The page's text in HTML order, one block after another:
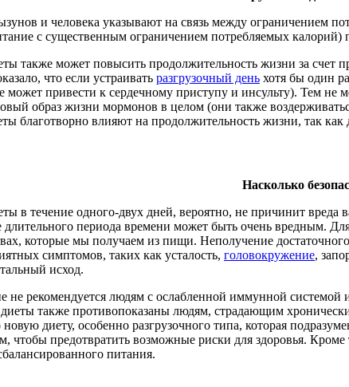
и человека указывают на связь между
с существенным ограничением потребляемых
также может повысить продолжительность жизни за счет
что если устраивать разгрузочный день хотя бы один
привести к сердечному приступу и инсульту). Тем не
образ жизни мормонов в целом (они также
благотворно влияют на продолжительность жизни, так
Насколько
в течение одного-двух дней, вероятно, не причинит
длительного периода времени может быть очень вредным.
которые мы получаем из пищи. Неполучение
симптомов, таких как усталость, головокружение,
исход.
не рекомендуется людям с ослабленной иммунной системой
диеты также противопоказаны людям, страдающим
диету, особенно разгрузочного типа, которая
чтобы предотвратить возможные риски для здоровья.
питания.